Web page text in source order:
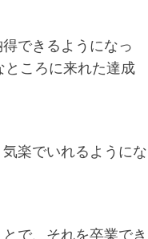
できるようになっ
ころに来れた達成
楽でいれるようにな
で、それを卒業でき